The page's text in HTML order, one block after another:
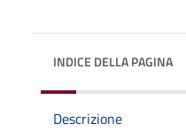
INDICE DELLA PAGINA
Descrizione